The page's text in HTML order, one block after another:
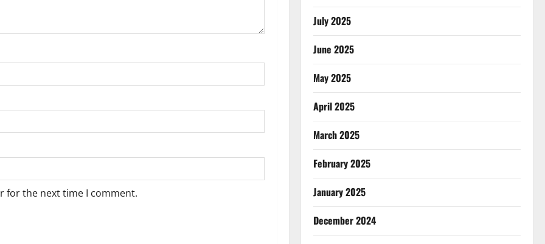
for the next time I comment.
July 2025
June 2025
May 2025
April 2025
March 2025
February 2025
January 2025
December 2024